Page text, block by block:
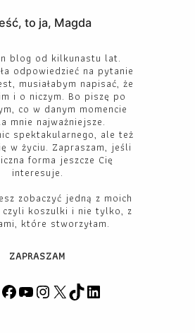
to ja, Magda
blog od kilkunastu lat.
odpowiedzieć na pytanie
musiałabym napisać, że
i o niczym. Bo piszę po
co w danym momencie
mnie najważniejsze.
spektakularnego, ale też
w życiu. Zapraszam, jeśli
forma jeszcze Cię
interesuje.
zobaczyć jedną z moich
czyli koszulki i nie tylko, z
które stworzyłam.
ZAPRASZAM
F
Y
X
T